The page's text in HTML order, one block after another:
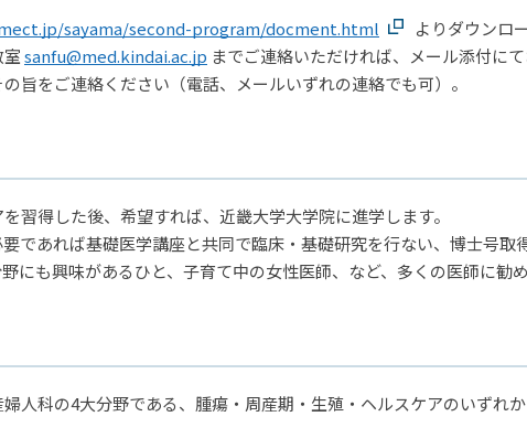
sayama/second-program/docment.html
よりダウンロ
sanfu@med.kindai.ac.jp までご連絡いただければ、メール添付にて
旨をご連絡ください（電話、メールいずれの連絡でも可）。
習得した後、希望すれば、近畿大学大学院に進学します。
であれば基礎医学講座と共同で臨床・基礎研究を行ない、博士号取
にも興味があるひと、子育て中の女性医師、など、多くの医師に勧
人科の4大分野である、腫瘍・周産期・生殖・ヘルスケアのいずれ